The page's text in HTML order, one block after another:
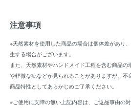
注意事項
※天然素材を使用した商品の場合は個体差があり
生する場合がございます。
また、天然素材やハンドメイド工程を含む商品の
や軽微な疵などが見られることがありますが、不
商品特性としてあらかじめご了承ください。
※ご使用に支障の無い上記内容は、ご返品事由の